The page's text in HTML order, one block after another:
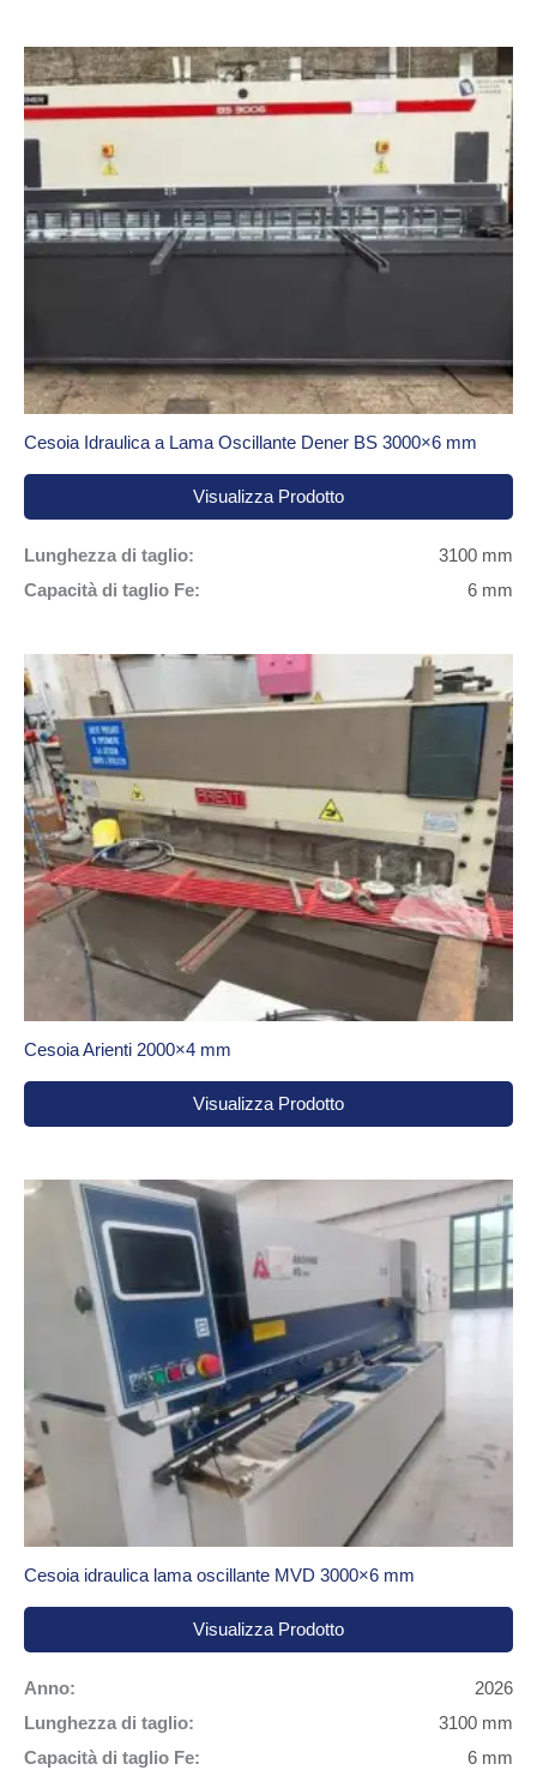
Cesoia Idraulica a Lama Oscillante Dener BS 3000×6 mm
Visualizza Prodotto
Lunghezza di taglio:
3100 mm
Capacità di taglio Fe:
6 mm
Cesoia Arienti 2000×4 mm
Visualizza Prodotto
Cesoia idraulica lama oscillante MVD 3000×6 mm
Visualizza Prodotto
Anno:
2026
Lunghezza di taglio:
3100 mm
Capacità di taglio Fe:
6 mm